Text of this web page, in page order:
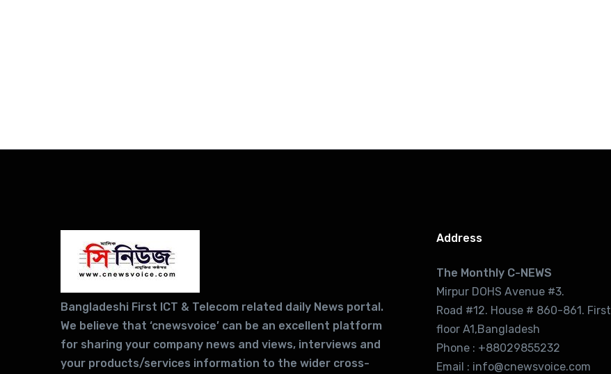
Bangladeshi First ICT & Telecom related daily News portal.
We believe that ‘cnewsvoice’ can be an excellent platform
for sharing your company news and views, interviews and
your products/services information to the wider cross-
Address
The Monthly C-NEWS
Mirpur DOHS Avenue #3.
Road #12. House # 860-861. First
floor A1,Bangladesh
Phone : +88029855232
Email : info@cnewsvoice.com